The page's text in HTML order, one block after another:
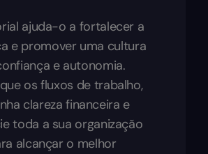
ajuda-o a fortalecer a
e promover uma cultura
e autonomia.
os fluxos de trabalho,
clareza financeira e
toda a sua organização
alcançar o melhor